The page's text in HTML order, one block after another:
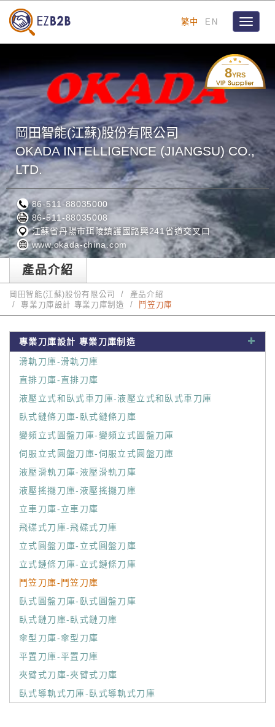
繁中 EN
Toggle
8YRS
岡田智能(江蘇)股份有限公司
OKADA INTELLIGENCE (JIANGSU) CO.,
LTD.
86-511-88035000
86-511-88035008
江蘇省丹陽市珥陵鎮護國路興241省道交叉口
www.okada-china.com
產品介紹
岡田智能(江蘇)股份有限公司
產品介紹
專業刀庫設計 專業刀庫制造
鬥笠刀庫
專業刀庫設計 專業刀庫制造
滑軌刀庫-滑軌刀庫
直排刀庫-直排刀庫
液壓立式和臥式車刀庫-液壓立式和臥式車刀庫
臥式鏈條刀庫-臥式鏈條刀庫
變頻立式圓盤刀庫-變頻立式圓盤刀庫
伺服立式圓盤刀庫-伺服立式圓盤刀庫
液壓滑軌刀庫-液壓滑軌刀庫
液壓搖擺刀庫-液壓搖擺刀庫
立車刀庫-立車刀庫
飛碟式刀庫-飛碟式刀庫
立式圓盤刀庫-立式圓盤刀庫
立式鏈條刀庫-立式鏈條刀庫
鬥笠刀庫-鬥笠刀庫
臥式圓盤刀庫-臥式圓盤刀庫
臥式鏈刀庫-臥式鏈刀庫
傘型刀庫-傘型刀庫
平置刀庫-平置刀庫
夾臂式刀庫-夾臂式刀庫
臥式導軌式刀庫-臥式導軌式刀庫